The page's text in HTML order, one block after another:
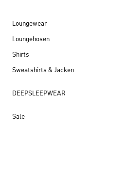
Loungewear
Loungehosen
Shirts
Sweatshirts & Jacken
DEEPSLEEPWEAR
Sale